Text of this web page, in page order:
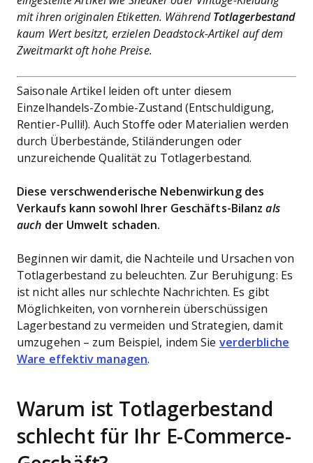
mit ihren originalen Etiketten. Während Totlagerbestand
kaum Wert besitzt, erzielen Deadstock-Artikel auf dem
Zweitmarkt oft hohe Preise.
Saisonale Artikel leiden oft unter diesem
Einzelhandels-Zombie-Zustand (Entschuldigung,
Rentier-Pulli!). Auch Stoffe oder Materialien werden
durch Überbestände, Stiländerungen oder
unzureichende Qualität zu Totlagerbestand.
Diese verschwenderische Nebenwirkung des
Verkaufs kann sowohl Ihrer Geschäfts-Bilanzals
auch der Umwelt schaden.
Beginnen wir damit, die Nachteile und Ursachen von
Totlagerbestand zu beleuchten. Zur Beruhigung: Es
ist nicht alles nur schlechte Nachrichten. Es gibt
Möglichkeiten, von vornherein überschüssigen
Lagerbestand zu vermeiden und Strategien, damit
umzugehen – zum Beispiel, indem Sie verderbliche
Ware effektiv managen.
Warum ist Totlagerbestand
schlecht für Ihr E-Commerce-